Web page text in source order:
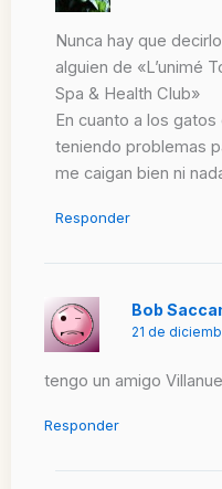
Nunca hay que
alguien de «L’unimé
Spa & Health Club»
En cuanto a los
teniendo problemas
me caigan bien ni
Responder
Bob
21 de
tengo un amigo
Responder